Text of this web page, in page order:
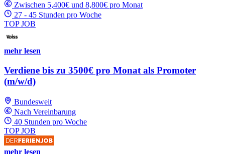
Zwischen 5,400€ und 8,800€ pro Monat
27 - 45 Stunden pro Woche
TOP JOB
mehr lesen
Verdiene bis zu 3500€ pro Monat als Promoter
(m/w/d)
Bundesweit
Nach Vereinbarung
40 Stunden pro Woche
TOP JOB
mehr lesen